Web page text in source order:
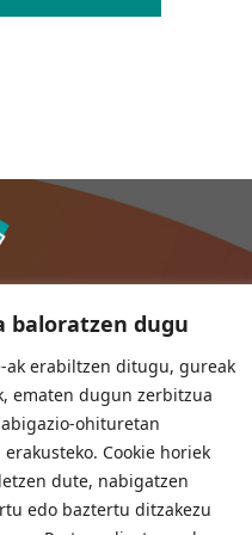
baloratzen dugu
ak erabiltzen ditugu, gureak
ematen dugun zerbitzua
ohituretan
Cookie horiek
dute, nabigatzen
edo baztertu ditzakezu